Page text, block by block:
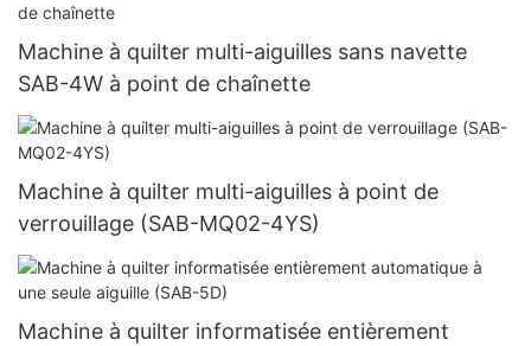
Machine à quilter multi-aiguilles sans navette
SAB-4W à point de chaînette
Machine à quilter multi-aiguilles à point de
verrouillage (SAB-MQ02-4YS)
Machine à quilter informatisée entièrement